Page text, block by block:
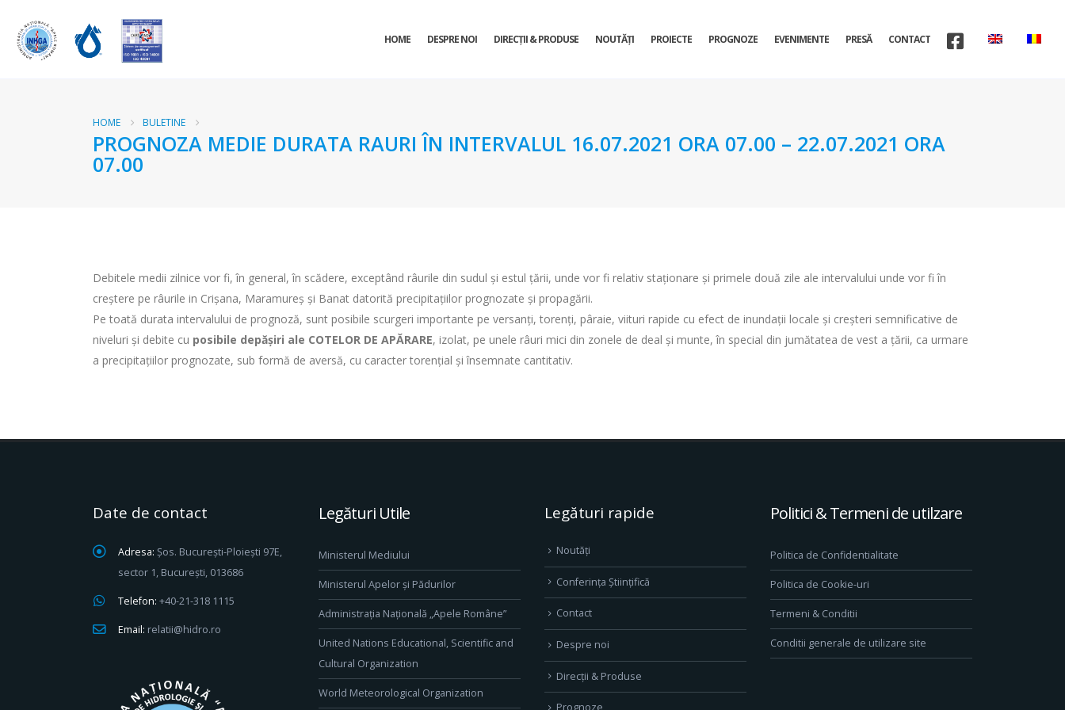
HOME DESPRE NOI DIRECŢII & PRODUSE NOUTĂȚI PROIECTE PROGNOZE EVENIMENTE PRESĂ CONTACT
HOME BULETINE
PROGNOZA MEDIE DURATA RAURI ÎN INTERVALUL 16.07.2021 ORA 07.00 – 22.07.2021 ORA
07.00
Debitele medii zilnice vor fi, în general, în scădere, exceptând râurile din sudul și estul țării, unde vor fi relativ staționare şi primele două zile ale intervalului unde vor fi în
creştere pe râurile in Crişana, Maramureş şi Banat datorită precipitațiilor prognozate şi propagării.
Pe toată durata intervalului de prognoză, sunt posibile scurgeri importante pe versanţi, torenţi, pâraie, viituri rapide cu efect de inundații locale și creșteri semnificative de
niveluri și debite cu posibile depășiri ale COTELOR DE APĂRARE, izolat, pe unele râuri mici din zonele de deal și munte, în special din jumătatea de vest a țării, ca urmare
a precipitațiilor prognozate, sub formă de aversă, cu caracter torențial și însemnate cantitativ.
Date de contact
Adresa: Șos. București-Ploiești 97E,
sector 1, București, 013686
Telefon: +40-21-318 1115
Email: relatii@hidro.ro
Legături Utile
Ministerul Mediului
Ministerul Apelor și Pădurilor
Administrația Națională „Apele Române”
United Nations Educational, Scientific and
Cultural Organization
World Meteorological Organization
Legături rapide
Noutăți
Conferința Științifică
Contact
Despre noi
Direcţii & Produse
Politici & Termeni de utilzare
Politica de Confidentialitate
Politica de Cookie-uri
Termeni & Conditii
Conditii generale de utilizare site